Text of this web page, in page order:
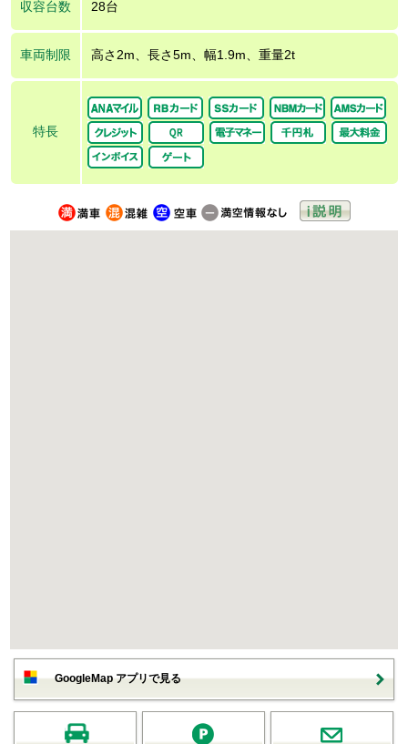
収容台数 28台
車両制限 高さ2m、長さ5m、幅1.9m、重量2t
特長
GoogleMap アプリで見る